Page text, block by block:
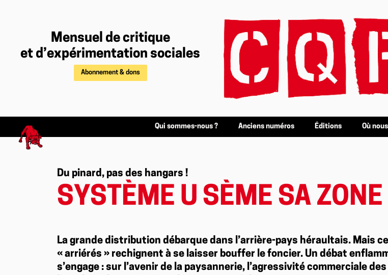
Mensuel de critique
et d’expérimentation sociales
Abonnement & dons
Qui sommes-nous ? Anciens numéros Éditions Où
Du pinard, pas des hangars !
SYSTÈME U SÈME SA ZONE
La grande distribution débarque dans l’arrière-pays héraultais. Mais
« arriérés » rechignent à se laisser bouffer le foncier. Un débat
s’engage : sur l’avenir de la paysannerie, l’agressivité commerciale